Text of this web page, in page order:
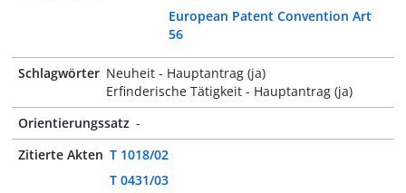
European Patent Convention Art
56
Schlagwörter Neuheit - Hauptantrag (ja)
Erfinderische Tätigkeit - Hauptantrag (ja)
Orientierungssatz -
Zitierte Akten T 1018/02
T 0431/03